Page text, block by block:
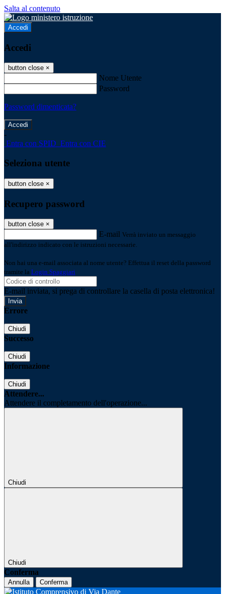
Salta al contenuto
Accedi
Accedi
button close ×
Nome Utente
Password
Password dimenticata?
-
Entra con SPID Entra con CIE
Seleziona utente
button close ×
Recupero password
button close ×
E-mail Verrà inviato un messaggio
all'indirizzo indicato con le istruzioni necessarie.
Non hai una e-mail associata al nome utente? Effettua il reset della password
tramite la Login Spaggiari
E-mail inviata, si prega di controllare la casella di posta elettronica!
Errore
Chiudi
Successo
Chiudi
Informazione
Chiudi
Attendere...
Attendere il completamento dell'operazione...
Chiudi
Chiudi
Conferma
Annulla Conferma